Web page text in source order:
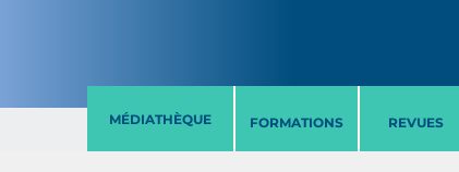
MÉDIATHÈQUE FORMATIONS REVUES